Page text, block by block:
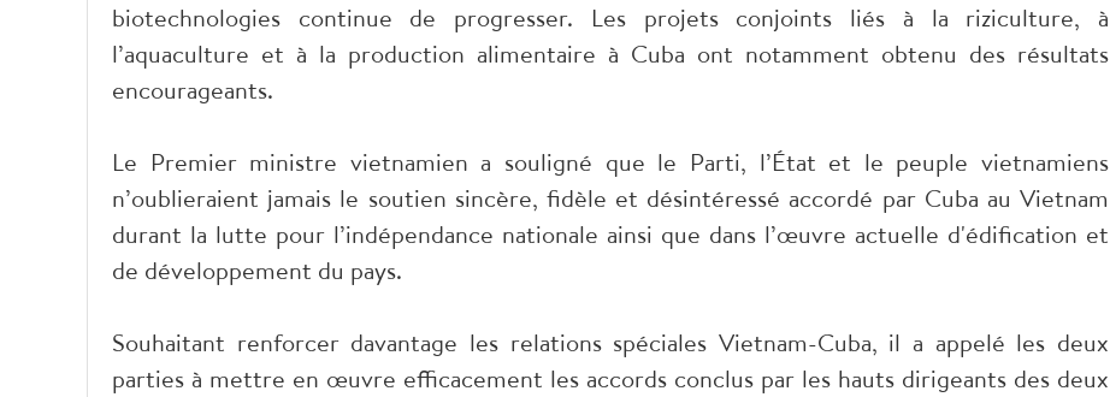
biotechnologies continue de progresser. Les projets conjoints liés à la riziculture, à
l’aquaculture et à la production alimentaire à Cuba ont notamment obtenu des résultats
encourageants.
Le Premier ministre vietnamien a souligné que le Parti, l’État et le peuple vietnamiens
n’oublieraient jamais le soutien sincère, fidèle et désintéressé accordé par Cuba au Vietnam
durant la lutte pour l’indépendance nationale ainsi que dans l’œuvre actuelle d'édification et
de développement du pays.
Souhaitant renforcer davantage les relations spéciales Vietnam-Cuba, il a appelé les deux
parties à mettre en œuvre efficacement les accords conclus par les hauts dirigeants des deux